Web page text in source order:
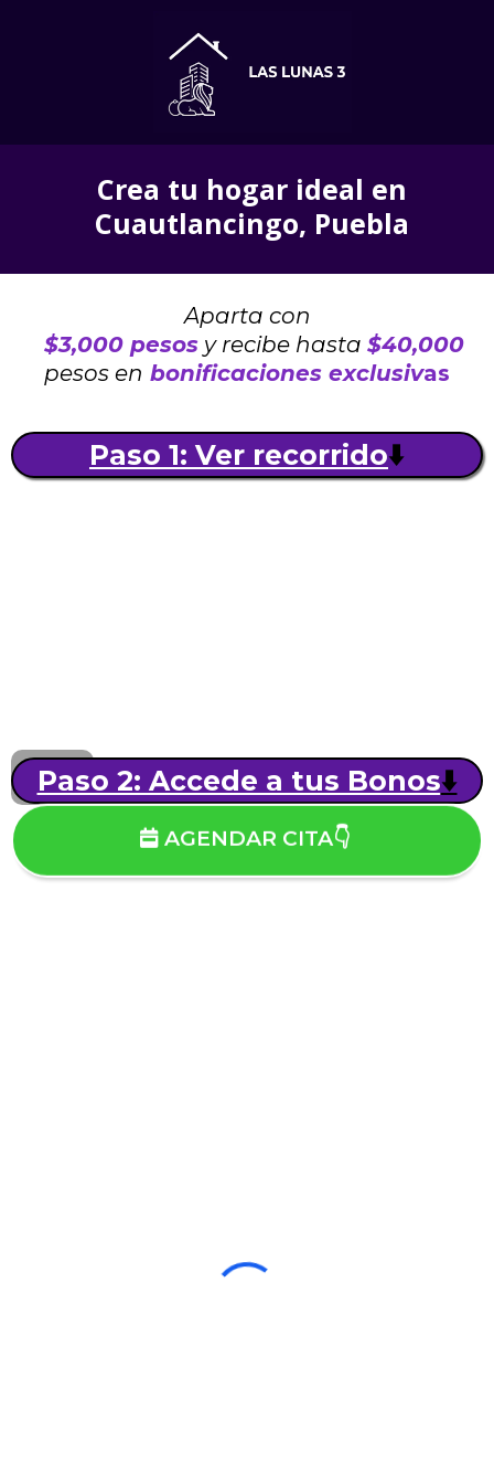
Crea tu hogar ideal en
Cuautlancingo, Puebla
Aparta con
$3,000 pesos y recibe hasta $40,000
pesos en bonificaciones exclusivas
Paso 1: Ver recorrido⬇️
Paso 2: Accede a tus Bonos⬇️
AGENDAR CITA👇